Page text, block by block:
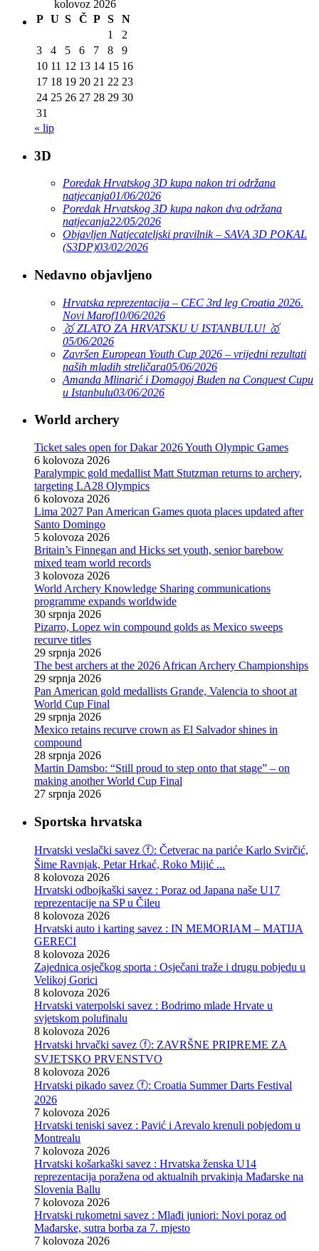
kolovoz 2026
P U S Č P S
N
1
2
3
4 5 6 7 8
9
10 11 12 13 14 15 16
17 18 19 20 21 22 23
24 25 26 27 28 29 30
31
« lip
3D
Poredak Hrvatskog 3D kupa nakon tri održana
natjecanja01/06/2026
Poredak Hrvatskog 3D kupa nakon dva održana
natjecanja22/05/2026
Objavljen Natjecateljski pravilnik – SAVA 3D POKAL
(S3DP)03/02/2026
Nedavno objavljeno
Hrvatska reprezentacija – CEC 3rd leg Croatia 2026.
Novi Marof10/06/2026
🥇 ZLATO ZA HRVATSKU U ISTANBULU! 🥇
05/06/2026
Završen European Youth Cup 2026 – vrijedni rezultati
naših mladih streličara05/06/2026
Amanda Mlinarić i Domagoj Buden na Conquest Cupu
u Istanbulu03/06/2026
World archery
Ticket sales open for Dakar 2026 Youth Olympic Games
6 kolovoza 2026
Paralympic gold medallist Matt Stutzman returns to archery,
targeting LA28 Olympics
6 kolovoza 2026
Lima 2027 Pan American Games quota places updated after
Santo Domingo
5 kolovoza 2026
Britain’s Finnegan and Hicks set youth, senior barebow
mixed team world records
3 kolovoza 2026
World Archery Knowledge Sharing communications
programme expands worldwide
30 srpnja 2026
Pizarro, Lopez win compound golds as Mexico sweeps
recurve titles
29 srpnja 2026
The best archers at the 2026 African Archery Championships
29 srpnja 2026
Pan American gold medallists Grande, Valencia to shoot at
World Cup Final
29 srpnja 2026
Mexico retains recurve crown as El Salvador shines in
compound
28 srpnja 2026
Martin Damsbo: “Still proud to step onto that stage” – on
making another World Cup Final
27 srpnja 2026
Sportska hrvatska
Hrvatski veslački savez ⓕ: Četverac na pariće Karlo Svirčić,
Šime Ravnjak, Petar Hrkać, Roko Mijić ...
8 kolovoza 2026
Hrvatski odbojkaški savez : Poraz od Japana naše U17
reprezentacije na SP u Čileu
8 kolovoza 2026
Hrvatski auto i karting savez : IN MEMORIAM – MATIJA
GERECI
8 kolovoza 2026
Zajednica osječkog sporta : Osječani traže i drugu pobjedu u
Velikoj Gorici
8 kolovoza 2026
Hrvatski vaterpolski savez : Bodrimo mlade Hrvate u
svjetskom polufinalu
8 kolovoza 2026
Hrvatski hrvački savez ⓕ: ZAVRŠNE PRIPREME ZA
SVJETSKO PRVENSTVO
8 kolovoza 2026
Hrvatski pikado savez ⓕ: Croatia Summer Darts Festival
2026
7 kolovoza 2026
Hrvatski teniski savez : Pavić i Arevalo krenuli pobjedom u
Montrealu
7 kolovoza 2026
Hrvatski košarkaški savez : Hrvatska ženska U14
reprezentacija poražena od aktualnih prvakinja Mađarske na
Slovenia Ballu
7 kolovoza 2026
Hrvatski rukometni savez : Mlađi juniori: Novi poraz od
Mađarske, sutra borba za 7. mjesto
7 kolovoza 2026